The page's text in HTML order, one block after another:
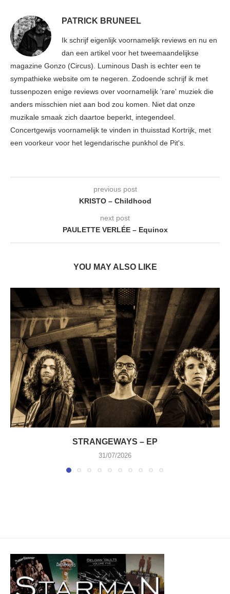
PATRICK BRUNEEL
Ik schrijf eigenlijk voornamelijk reviews en nu en
dan een artikel voor het tweemaandelijkse
magazine Gonzo (Circus). Luminous Dash is echter een te
sympathieke website om te negeren. Zodoende schrijf ik met
tussenpozen enige reviews over voornamelijk 'rare' muziek die
anders misschien niet aan bod zou komen. Niet dat onze
muzikale smaak zich daartoe beperkt, integendeel.
Concertgewijs voornamelijk te vinden in thuisstad Kortrijk, met
een voorkeur voor het legendarische punkhol de Pit's.
previous post
KRISTO – Childhood
next post
PAULETTE VERLÉE – Equinox
YOU MAY ALSO LIKE
STRANGEWAYS – EP
31/07/2026